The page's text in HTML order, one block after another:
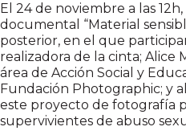
El 24 de noviembre a las
documental “Material
posterior, en el que
realizadora de la cinta; Alice
área de Acción Social y
Fundación Photographic; y
este proyecto de fotografía
supervivientes de abuso